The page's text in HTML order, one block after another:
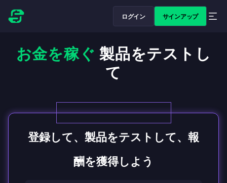
ログイン サインアップ
お金を稼ぐ 製品をテストし
て
登録して、製品をテストして、報
酬を獲得しよう